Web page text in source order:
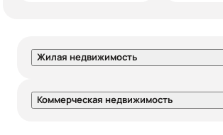
Жилая недвижимость
Коммерческая недвижимость